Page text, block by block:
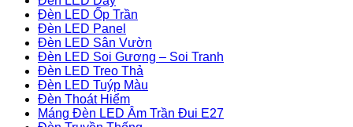
Đèn LED Ốp Trần
Đèn LED Panel
Đèn LED Sân Vườn
Đèn LED Soi Gương – Soi Tranh
Đèn LED Treo Thả
Đèn LED Tuýp Màu
Đèn Thoát Hiểm
Máng Đèn LED Âm Trần Đui E27